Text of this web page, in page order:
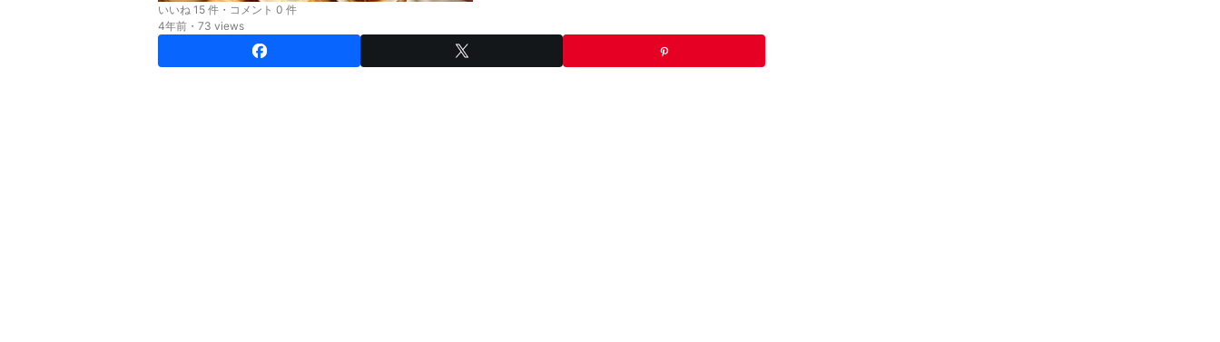
いいね 15 件・コメント 0 件
4年前・73 views